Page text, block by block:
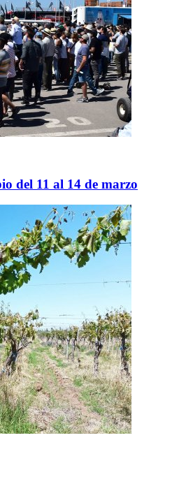
del 11 al 14 de marzo